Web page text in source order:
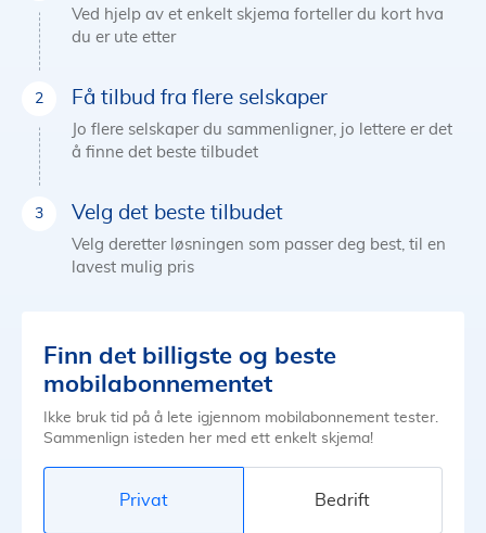
Ved hjelp av et enkelt skjema forteller du kort hva
du er ute etter
Få tilbud fra flere selskaper
Jo flere selskaper du sammenligner, jo lettere er det
å finne det beste tilbudet
Velg det beste tilbudet
Velg deretter løsningen som passer deg best, til en
lavest mulig pris
Finn det billigste og beste
mobilabonnementet
Ikke bruk tid på å lete igjennom mobilabonnement tester.
Sammenlign isteden her med ett enkelt skjema!
Privat Bedrift